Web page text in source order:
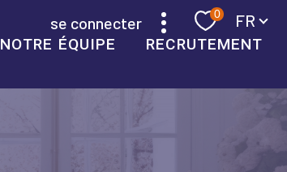
se connecter 0 FR
NOTRE ÉQUIPE RECRUTEMENT